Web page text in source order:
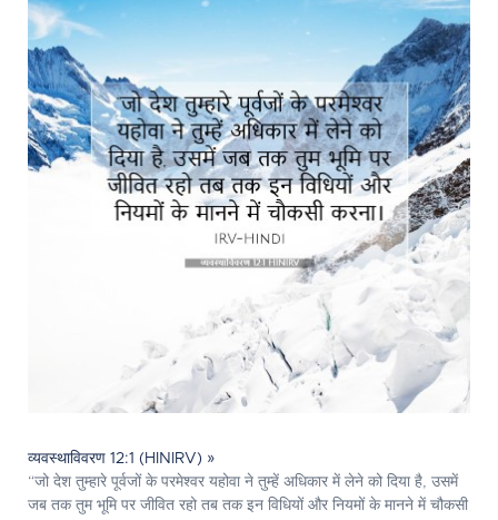
व्यवस्थाविवरण 12:1 (HINIRV) »
“जो देश तुम्हारे पूर्वजों के परमेश्‍वर यहोवा ने तुम्हें अधिकार में लेने को दिया है, उसमें
जब तक तुम भूमि पर जीवित रहो तब तक इन विधियों और नियमों के मानने में चौकसी